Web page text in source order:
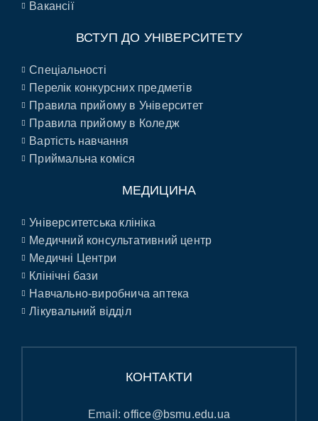
Вакансії
ВСТУП ДО УНІВЕРСИТЕТУ
Спеціальності
Перелік конкурсних предметів
Правила прийому в Університет
Правила прийому в Коледж
Вартість навчання
Приймальна коміся
МЕДИЦИНА
Університетська клініка
Медичний консультативний центр
Медичні Центри
Клінічні бази
Навчально-виробнича аптека
Лікувальний відділ
КОНТАКТИ
Email:office@bsmu.edu.ua